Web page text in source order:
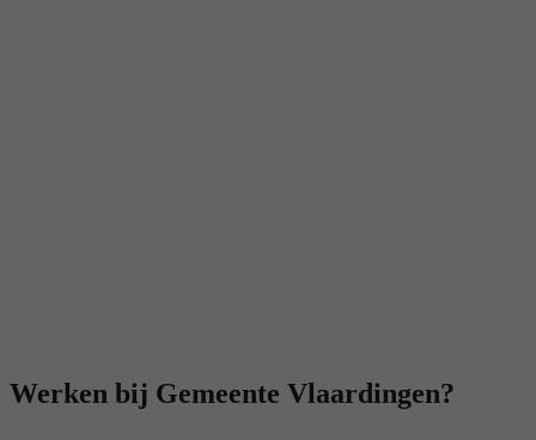
Werken bij Gemeente Vlaardingen?